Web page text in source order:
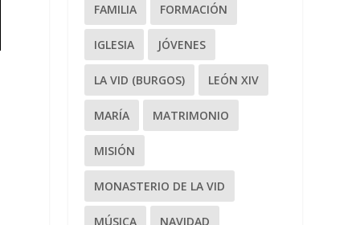
FAMILIA FORMACIÓN
IGLESIA JÓVENES
LA VID (BURGOS) LEÓN XIV
MARÍA MATRIMONIO
MISIÓN
MONASTERIO DE LA VID
MÚSICA NAVIDAD